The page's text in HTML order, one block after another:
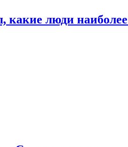
какие люди